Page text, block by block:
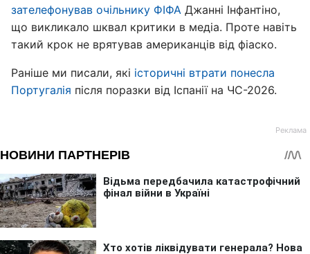
зателефонував очільнику ФІФА Джанні Інфантіно,
що викликало шквал критики в медіа. Проте навіть
такий крок не врятував американців від фіаско.
Раніше ми писали, які історичні втрати понесла
Португалія після поразки від Іспанії на ЧС-2026.